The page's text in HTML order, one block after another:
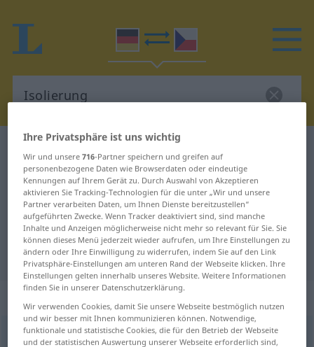
Deutsch-Tschechisch Übersetzung
für "Isolierung"
"Isolierung" Tschechisch
Übersetzung
: feminin
Isolierungf <Isolierung;-en>
Ihre Privatsphäre ist uns wichtig
Wir und unsere716-Partner speichern und greifen auf
personenbezogene Daten wie Browserdaten oder eindeutige
Kennungen auf Ihrem Gerät zu. Durch Auswahl von Akzeptieren
aktivieren Sie Tracking-Technologien für die unter „Wir und unsere
Partner verarbeiten Daten, um Ihnen Dienste bereitzustellen“
aufgeführten Zwecke. Wenn Tracker deaktiviert sind, sind manche
Inhalte und Anzeigen möglicherweise nicht mehr so relevant für Sie. Sie
können dieses Menü jederzeit wieder aufrufen, um Ihre Einstellungen zu
ändern oder Ihre Einwilligung zu widerrufen, indem Sie auf den Link
Privatsphäre-Einstellungen am unteren Rand der Webseite klicken. Ihre
Einstellungen gelten innerhalb unseres Website. Weitere Informationen
finden Sie in unserer Datenschutzerklärung.
Wir verwenden Cookies, damit Sie unsere Webseite bestmöglich nutzen
und wir besser mit Ihnen kommunizieren können. Notwendige,
funktionale und statistische Cookies, die für den Betrieb der Webseite
und der statistischen Auswertung unserer Webseite erforderlich sind,